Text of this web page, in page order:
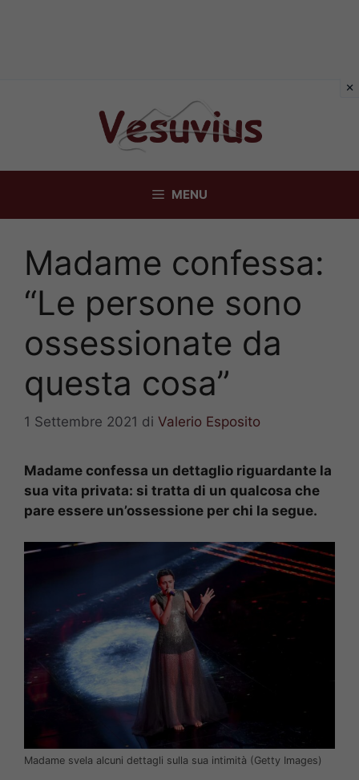
MENU
Madame confessa:
“Le persone sono
ossessionate da
questa cosa”
1 Settembre 2021 di Valerio Esposito
Madame confessa un dettaglio riguardante la
sua vita privata: si tratta di un qualcosa che
pare essere un’ossessione per chi la segue.
Madame svela alcuni dettagli sulla sua intimità (Getty Images)